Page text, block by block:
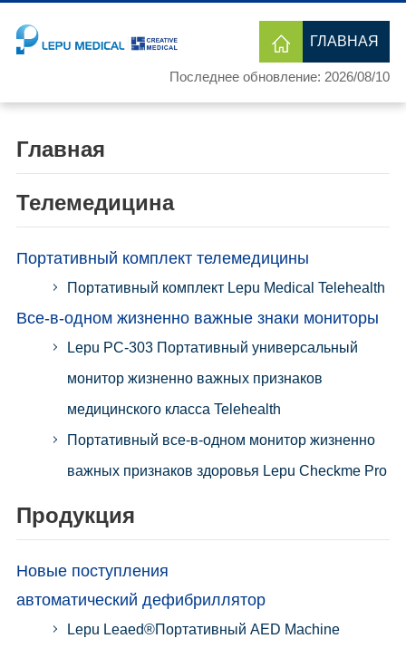
ГЛАВНАЯ
Последнее обновление: 2026/08/10
Главная
Телемедицина
Портативный комплект телемедицины
Портативный комплект Lepu Medical Telehealth
Все-в-одном жизненно важные знаки мониторы
Lepu PC-303 Портативный универсальный
монитор жизненно важных признаков
медицинского класса Telehealth
Портативный все-в-одном монитор жизненно
важных признаков здоровья Lepu Checkme Pro
Продукция
Новые поступления
автоматический дефибриллятор
Lepu Leaed®Портативный AED Machine